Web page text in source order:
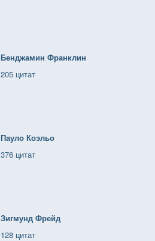
Бенджамин Франклин
205 цитат
Пауло Коэльо
376 цитат
Зигмунд Фрейд
128 цитат